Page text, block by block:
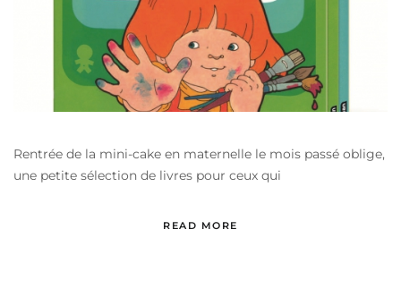
Rentrée de la mini-cake en maternelle le mois passé oblige,
une petite sélection de livres pour ceux qui
READ MORE